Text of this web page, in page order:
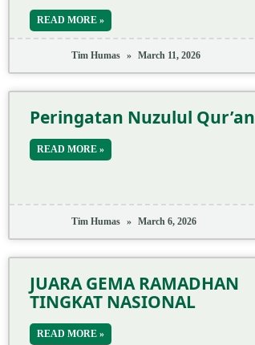
READ MORE »
Tim Humas March 11, 2026
Peringatan Nuzulul Qur’an
READ MORE »
Tim Humas March 6, 2026
JUARA GEMA RAMADHAN
TINGKAT NASIONAL
READ MORE »